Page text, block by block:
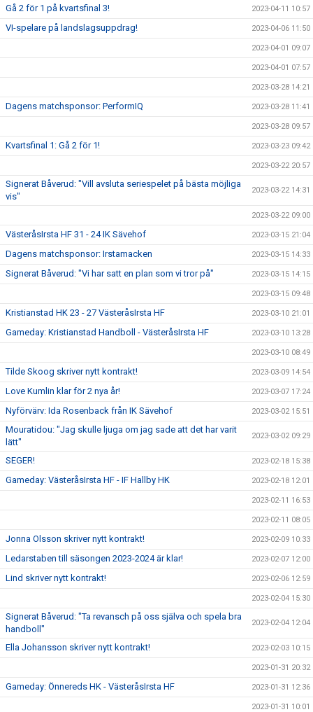
Gå 2 för 1 på kvartsfinal 3! 2023-04-11 10:57
VI-spelare på landslagsuppdrag! 2023-04-06 11:50
2023-04-01 09:07
2023-04-01 07:57
2023-03-28 14:21
Dagens matchsponsor: PerformIQ 2023-03-28 11:41
2023-03-28 09:57
Kvartsfinal 1: Gå 2 för 1! 2023-03-23 09:42
2023-03-22 20:57
Signerat Båverud: "Vill avsluta seriespelet på bästa möjliga
vis"
2023-03-22 14:31
2023-03-22 09:00
VästeråsIrsta HF 31 - 24 IK Sävehof 2023-03-15 21:04
Dagens matchsponsor: Irstamacken 2023-03-15 14:33
Signerat Båverud: "Vi har satt en plan som vi tror på" 2023-03-15 14:15
2023-03-15 09:48
Kristianstad HK 23 - 27 VästeråsIrsta HF 2023-03-10 21:01
Gameday: Kristianstad Handboll - VästeråsIrsta HF 2023-03-10 13:28
2023-03-10 08:49
Tilde Skoog skriver nytt kontrakt! 2023-03-09 14:54
Love Kumlin klar för 2 nya år! 2023-03-07 17:24
Nyförvärv: Ida Rosenback från IK Sävehof 2023-03-02 15:51
Mouratidou: "Jag skulle ljuga om jag sade att det har varit
lätt"
2023-03-02 09:29
SEGER! 2023-02-18 15:38
Gameday: VästeråsIrsta HF - IF Hallby HK 2023-02-18 12:01
2023-02-11 16:53
2023-02-11 08:05
Jonna Olsson skriver nytt kontrakt! 2023-02-09 10:33
Ledarstaben till säsongen 2023-2024 är klar! 2023-02-07 12:00
Lind skriver nytt kontrakt! 2023-02-06 12:59
2023-02-04 15:30
Signerat Båverud: "Ta revansch på oss själva och spela bra
handboll"
2023-02-04 12:04
Ella Johansson skriver nytt kontrakt! 2023-02-03 10:15
2023-01-31 20:32
Gameday: Önnereds HK - VästeråsIrsta HF 2023-01-31 12:36
2023-01-31 10:01